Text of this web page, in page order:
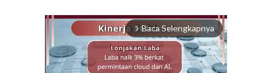
arrow_forward_ios Baca Selengkapnya